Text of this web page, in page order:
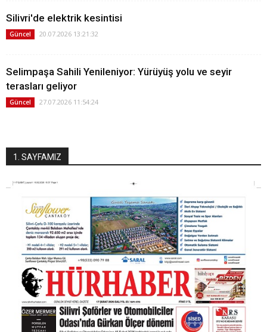
Silivri'de elektrik kesintisi
Güncel 20.07.2026 13:21:32
Selimpaşa Sahili Yenileniyor: Yürüyüş yolu ve seyir
terasları geliyor
Güncel 27.07.2026 11:54:24
1. SAYFAMIZ